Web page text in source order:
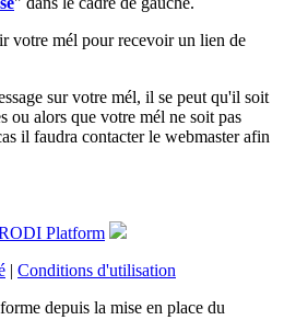
votre mél pour recevoir un lien de
sur votre mél, il se peut qu'il soit
ou alors que votre mél ne soit pas
il faudra contacter le webmaster afin
Platform
| Conditions d'utilisation
depuis la mise en place du